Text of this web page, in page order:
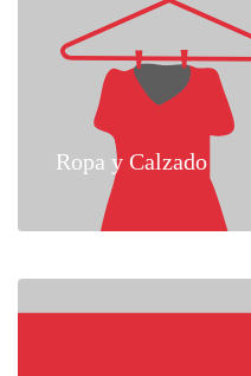
Ropa y Calzado